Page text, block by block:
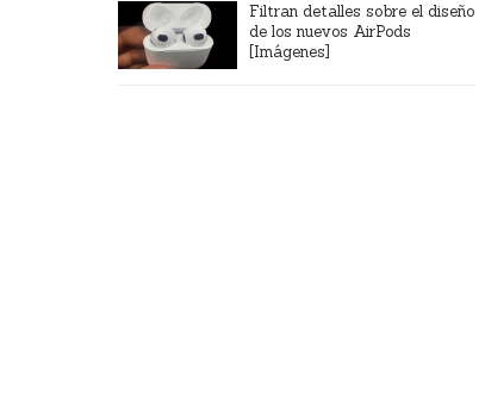
Filtran detalles sobre el diseño
de los nuevos AirPods
[Imágenes]